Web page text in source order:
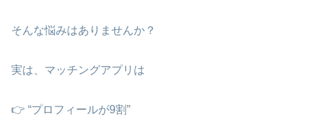
そんな悩みはありませんか？
実は、マッチングアプリは
👉 “プロフィールが9割”